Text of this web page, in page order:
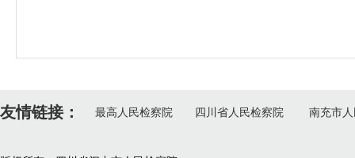
友情链接： 最高人民检察院 四川省人民检察院 南充市